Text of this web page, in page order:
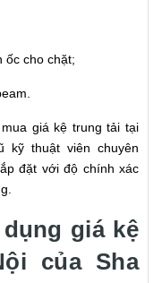
ốc cho chặt;
giá kệ trung tải tại
thuật viên chuyên
đặt với độ chính xác
giá kệ
của Sha